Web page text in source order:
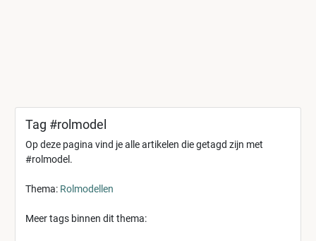
Tag #rolmodel
Op deze pagina vind je alle artikelen die getagd zijn met
#rolmodel.
Thema: Rolmodellen
Meer tags binnen dit thema: